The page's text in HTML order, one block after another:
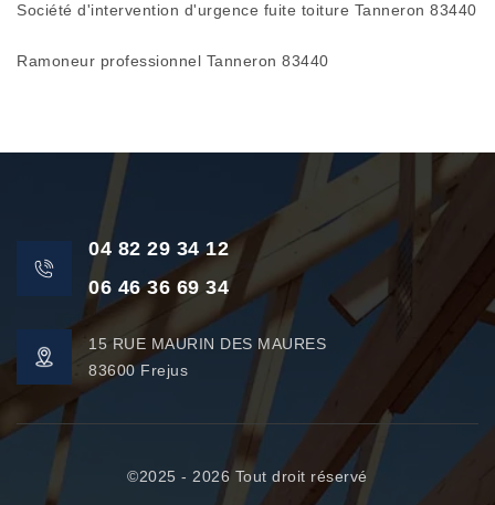
Société d'intervention d'urgence fuite toiture Tanneron 83440
Ramoneur professionnel Tanneron 83440
04 82 29 34 12
06 46 36 69 34
15 RUE MAURIN DES MAURES
83600 Frejus
©2025 - 2026 Tout droit réservé